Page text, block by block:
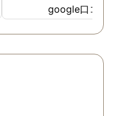
ったと実感しております
依頼中にはいろいろな相
も聞いて頂き、救われる
謝しております。 私と
google口コミ